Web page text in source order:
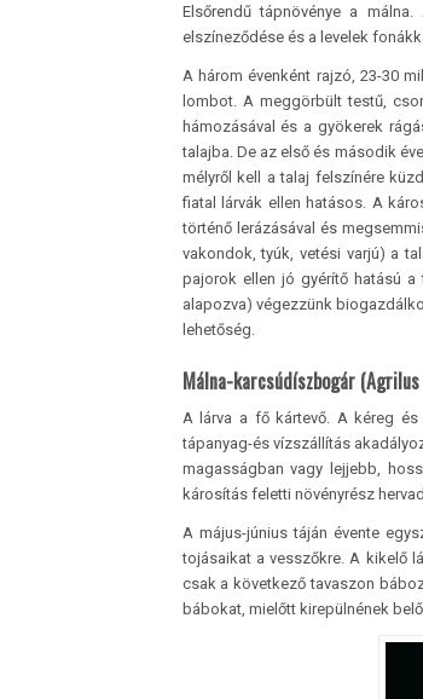
Elsőrendű tápnövénye a
elszíneződése és a levelek
A három évenként rajzó, 23-30
lombot. A meggörbült testű,
hámozásával és a gyökerek
talajba. De az első és második
mélyről kell a talaj felszínére
fiatal lárvák ellen hatásos. A
történő lerázásával és
vakondok, tyúk, vetési varjú) a
pajorok ellen jó gyérítő hatású
alapozva) végezzünk
lehetőség.
Málna-karcsúdíszbogár
A lárva a fő kártevő. A kéreg
tápanyag-és vízszállítás
magasságban vagy lejjebb,
károsítás feletti növényrész
A május-június táján évente
tojásaikat a vesszőkre. A kikelő
csak a következő tavaszon
bábokat, mielőtt kirepülnének